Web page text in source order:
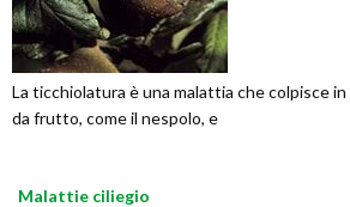
La ticchiolatura è una malattia che colpisce
da frutto, come il nespolo, e
Malattie ciliegio